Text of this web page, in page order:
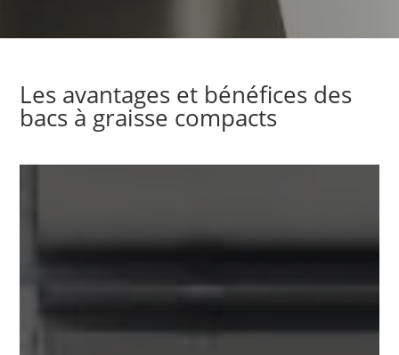
Les avantages et bénéfices des
bacs à graisse compacts